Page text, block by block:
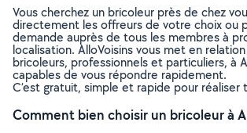
Vous cherchez un bricoleur près de chez
directement les offreurs de votre choix ou
demande auprès de tous les membres à
localisation. AlloVoisins vous met en
bricoleurs, professionnels et particuliers, à
capables de vous répondre rapidement.
C’est gratuit, simple et rapide pour réaliser
Comment bien choisir un bricoleur à